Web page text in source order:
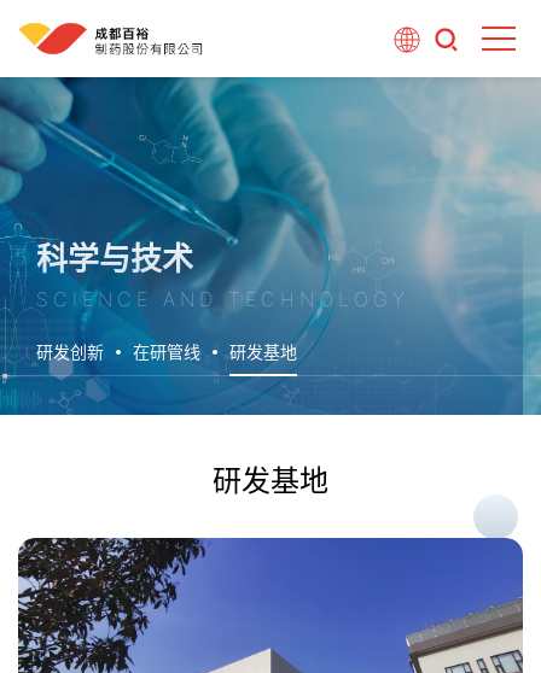
科学与技术
SCIENCE AND TECHNOLOGY
研发创新 在研管线 研发基地
研发基地